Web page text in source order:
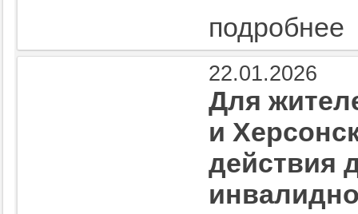
подробнее
22.01.2026
Для
и
действия